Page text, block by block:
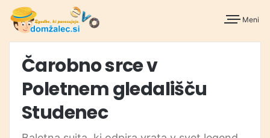
Meni
Čarobno srce v
Poletnem gledališču
Studenec